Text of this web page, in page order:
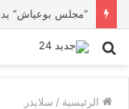
بحث
الرئيسية / سلايدر